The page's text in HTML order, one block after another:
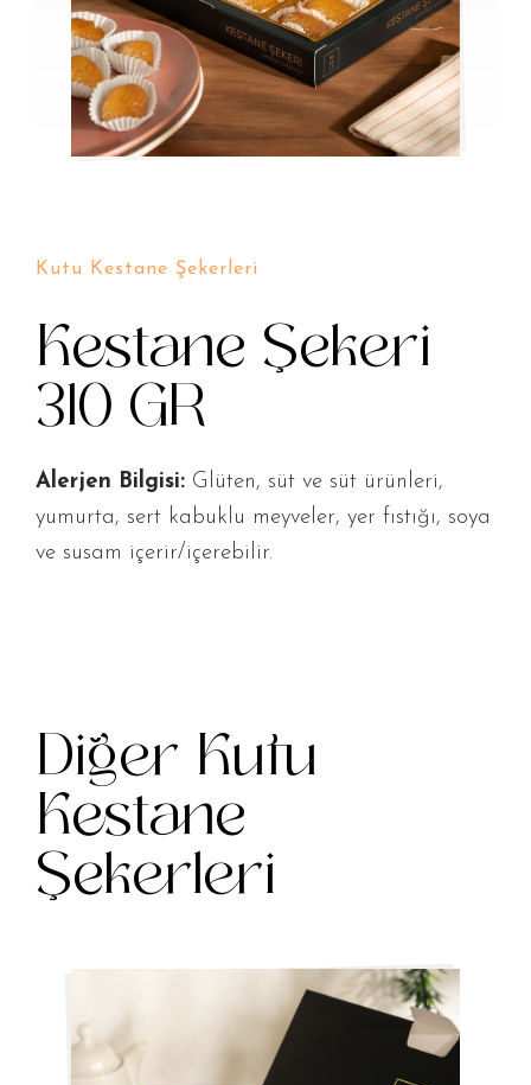
Kutu Kestane Şekerleri
Kestane Şekeri
310 GR
Alerjen Bilgisi: Glüten, süt ve süt ürünleri,
yumurta, sert kabuklu meyveler, yer fıstığı, soya
ve susam içerir/içerebilir.
Diğer Kutu
Kestane
Şekerleri